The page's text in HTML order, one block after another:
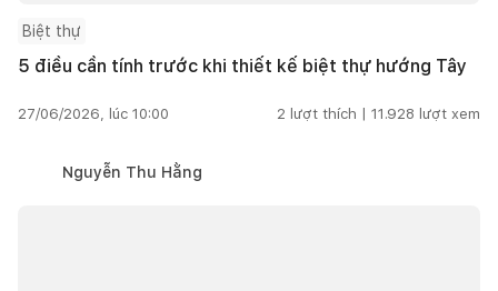
Biệt thự
5 điều cần tính trước khi thiết kế biệt thự hướng Tây
27/06/2026, lúc 10:00 2 lượt thích | 11.928 lượt xem
Nguyễn Thu Hằng